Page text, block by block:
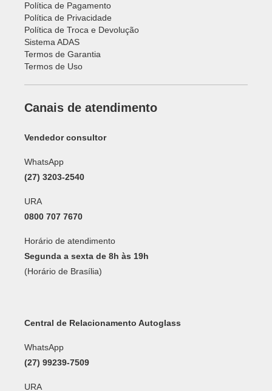
Política de Pagamento
Política de Privacidade
Política de Troca e Devolução
Sistema ADAS
Termos de Garantia
Termos de Uso
Canais de atendimento
Vendedor consultor
WhatsApp
(27) 3203-2540
URA
0800 707 7670
Horário de atendimento
Segunda a sexta de 8h às 19h
(Horário de Brasília)
Central de Relacionamento Autoglass
WhatsApp
(27) 99239-7509
URA